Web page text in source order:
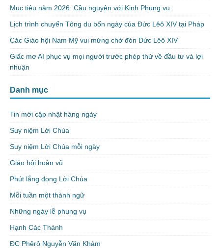
Mục tiêu năm 2026: Cầu nguyện với Kinh Phụng vụ
Lịch trình chuyến Tông du bốn ngày của Đức Lêô XIV tại Pháp
Các Giáo hội Nam Mỹ vui mừng chờ đón Đức Lêô XIV
Giấc mơ AI phục vụ mọi người trước phép thử về đầu tư và lợi
nhuận
Danh mục
Tin mới cập nhật hàng ngày
Suy niệm Lời Chúa
Suy niệm Lời Chúa mỗi ngày
Giáo hội hoàn vũ
Phút lắng đọng Lời Chúa
Mỗi tuần một thành ngữ
Những ngày lễ phụng vụ
Hạnh Các Thánh
ĐC Phêrô Nguyễn Văn Khảm